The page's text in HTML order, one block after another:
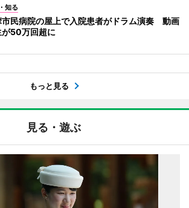
知る
市民病院の屋上で入院患者がドラム演奏 動画
が50万回超に
もっと見る
見る・遊ぶ